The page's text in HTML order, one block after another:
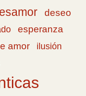
deseo
esperanza
amor
ilusión